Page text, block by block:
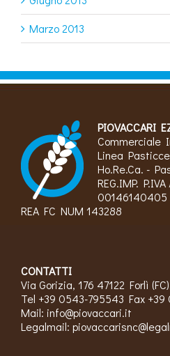
Marzo 2013
PIOVACCARI
Commerciale
Linea
Ho.Re.Ca. -
REG.IMP.
00146140405
REA FC NUM 143288
CONTATTI
Via Gorizia, 176 47122 Forlì (FC)
Tel +39 0543-795543 Fax +39
Mail: info@piovaccari.it
Legalmail: